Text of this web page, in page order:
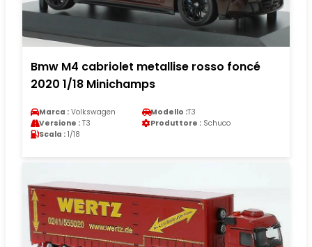
Bmw M4 cabriolet metallise rosso foncé
2020 1/18 Minichamps
Marca : Volkswagen Modello :T3
Versione : T3 Produttore : Schuco
Scala : 1/18